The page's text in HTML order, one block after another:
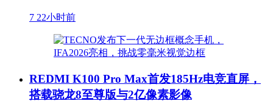
7 22小时前
REDMI K100 Pro Max首发185Hz电竞直屏，
搭载骁龙8至尊版与2亿像素影像